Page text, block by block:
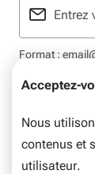
Acceptez-
Nous
contenus et
utilisateur.
Format :
Mentions